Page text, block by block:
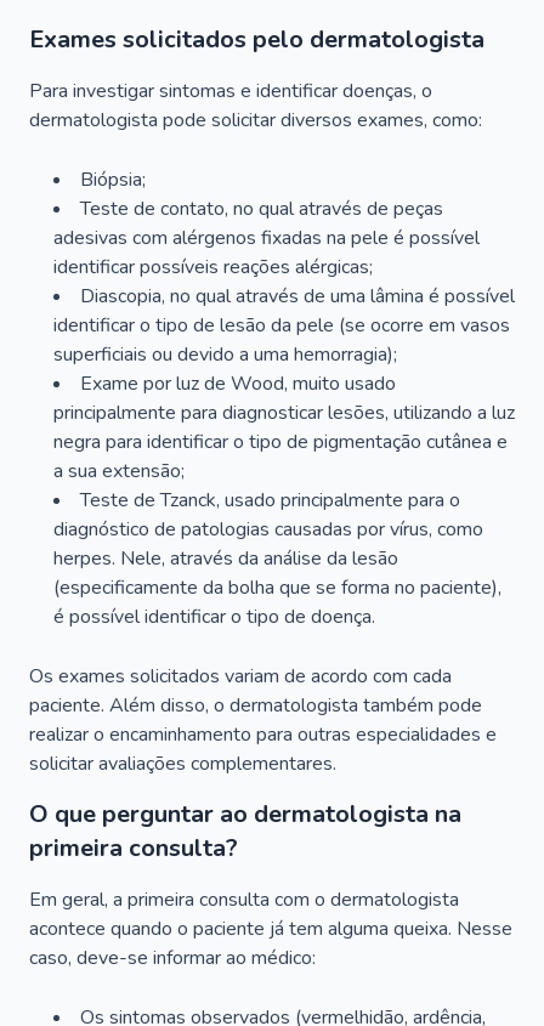
Exames solicitados pelo dermatologista
Para investigar sintomas e identificar doenças, o
dermatologista pode solicitar diversos exames, como:
Biópsia;
Teste de contato, no qual através de peças
adesivas com alérgenos fixadas na pele é possível
identificar possíveis reações alérgicas;
Diascopia, no qual através de uma lâmina é possível
identificar o tipo de lesão da pele (se ocorre em vasos
superficiais ou devido a uma hemorragia);
Exame por luz de Wood, muito usado
principalmente para diagnosticar lesões, utilizando a luz
negra para identificar o tipo de pigmentação cutânea e
a sua extensão;
Teste de Tzanck, usado principalmente para o
diagnóstico de patologias causadas por vírus, como
herpes. Nele, através da análise da lesão
(especificamente da bolha que se forma no paciente),
é possível identificar o tipo de doença.
Os exames solicitados variam de acordo com cada
paciente. Além disso, o dermatologista também pode
realizar o encaminhamento para outras especialidades e
solicitar avaliações complementares.
O que perguntar ao dermatologista na
primeira consulta?
Em geral, a primeira consulta com o dermatologista
acontece quando o paciente já tem alguma queixa. Nesse
caso, deve-se informar ao médico:
Os sintomas observados (vermelhidão, ardência,